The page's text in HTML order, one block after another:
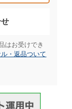
はお受けでき
・返品ついて